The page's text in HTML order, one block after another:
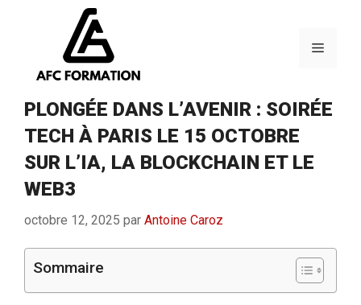
Menu
PLONGÉE DANS L’AVENIR : SOIRÉE
TECH À PARIS LE 15 OCTOBRE
SUR L’IA, LA BLOCKCHAIN ET LE
WEB3
octobre 12, 2025 par Antoine Caroz
Sommaire